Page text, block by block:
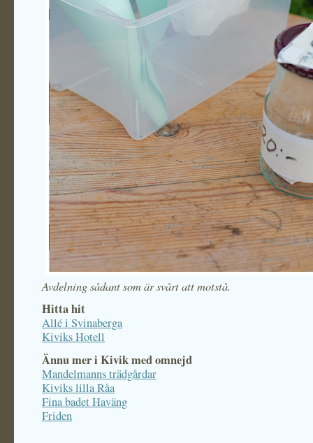
Avdelning sådant som är svårt att motstå.
Hitta hit
Allé i Svinaberga
Kiviks Hotell
Ännu mer i Kivik med omnejd
Mandelmanns trädgårdar
Kiviks lilla Råa
Fina badet Haväng
Friden